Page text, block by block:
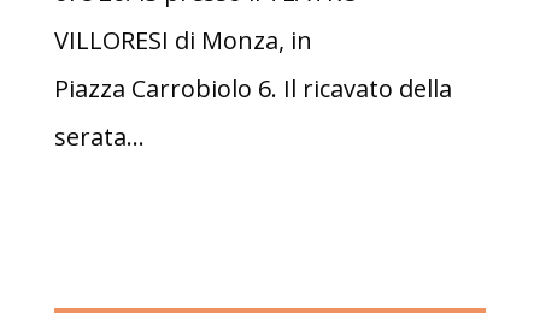
VILLORESI di Monza, in
Piazza Carrobiolo 6. Il ricavato della
serata...